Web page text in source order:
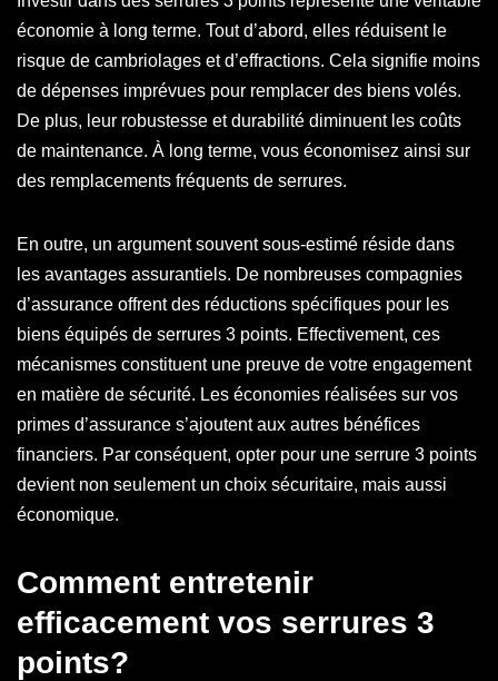
économie à long terme. Tout d’abord, elles réduisent le
risque de cambriolages et d’effractions. Cela signifie moins
de dépenses imprévues pour remplacer des biens volés.
De plus, leur robustesse et durabilité diminuent les coûts
de maintenance. À long terme, vous économisez ainsi sur
des remplacements fréquents de serrures.
En outre, un argument souvent sous-estimé réside dans
les avantages assurantiels. De nombreuses compagnies
d’assurance offrent des réductions spécifiques pour les
biens équipés de serrures 3 points. Effectivement, ces
mécanismes constituent une preuve de votre engagement
en matière de sécurité. Les économies réalisées sur vos
primes d’assurance s’ajoutent aux autres bénéfices
financiers. Par conséquent, opter pour une serrure 3 points
devient non seulement un choix sécuritaire, mais aussi
économique.
Comment entretenir
efficacement vos serrures 3
points?